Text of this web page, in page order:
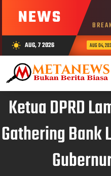
NEWS
wb_sunny AUG, 7 2026 AUG 04, 2026
Ketua DPRD
Gathering Bank